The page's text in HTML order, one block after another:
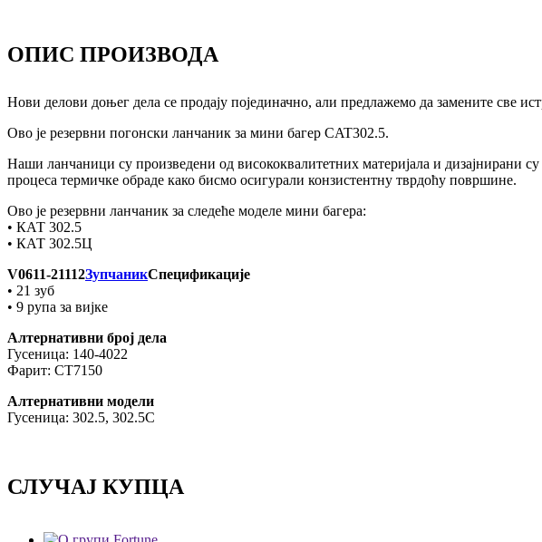
ОПИС ПРОИЗВОДА
Нови делови доњег дела се продају појединачно, али предлажемо да замените све
Ово је резервни погонски ланчаник за мини багер CAT302.5.
Наши ланчаници су произведени од висококвалитетних материјала и дизајнирани
процеса термичке обраде како бисмо осигурали конзистентну тврдоћу површине.
Ово је резервни ланчаник за следеће моделе мини багера:
• КАТ 302.5
• КАТ 302.5Ц
V0611-21112ЗупчаникСпецификације
• 21 зуб
• 9 рупа за вијке
Алтернативни број дела
Гусеница: 140-4022
Фарит: CT7150
Алтернативни модели
Гусеница: 302.5, 302.5C
СЛУЧАЈ КУПЦА